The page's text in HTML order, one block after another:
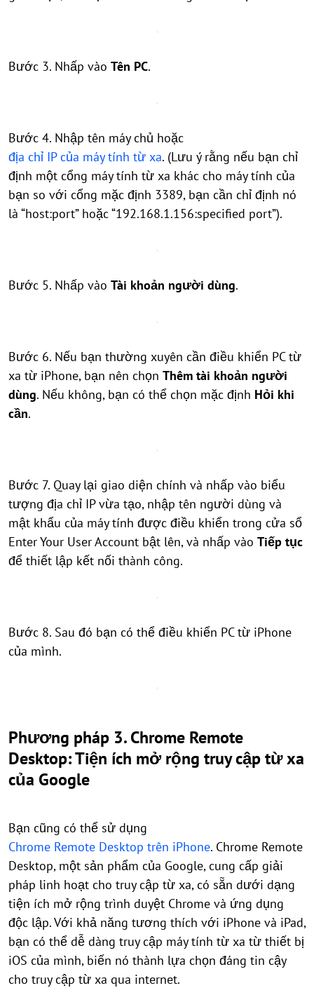
Bước 3. Nhấp vào Tên PC.
Bước 4. Nhập tên máy chủ hoặc
địa chỉ IP của máy tính từ xa. (Lưu ý rằng nếu bạn chỉ
định một cổng máy tính từ xa khác cho máy tính của
bạn so với cổng mặc định 3389, bạn cần chỉ định nó
là “host:port” hoặc “192.168.1.156:specified port”).
Bước 5. Nhấp vào Tài khoản người dùng.
Bước 6. Nếu bạn thường xuyên cần điều khiển PC từ
xa từ iPhone, bạn nên chọn Thêm tài khoản người
dùng. Nếu không, bạn có thể chọn mặc định Hỏi khi
cần.
Bước 7. Quay lại giao diện chính và nhấp vào biểu
tượng địa chỉ IP vừa tạo, nhập tên người dùng và
mật khẩu của máy tính được điều khiển trong cửa sổ
Enter Your User Account bật lên, và nhấp vào Tiếp tục
để thiết lập kết nối thành công.
Bước 8. Sau đó bạn có thể điều khiển PC từ iPhone
của mình.
Phương pháp 3. Chrome Remote
Desktop: Tiện ích mở rộng truy cập từ xa
của Google
Bạn cũng có thể sử dụng
Chrome Remote Desktop trên iPhone. Chrome Remote
Desktop, một sản phẩm của Google, cung cấp giải
pháp linh hoạt cho truy cập từ xa, có sẵn dưới dạng
tiện ích mở rộng trình duyệt Chrome và ứng dụng
độc lập. Với khả năng tương thích với iPhone và iPad,
bạn có thể dễ dàng truy cập máy tính từ xa từ thiết bị
iOS của mình, biến nó thành lựa chọn đáng tin cậy
cho truy cập từ xa qua internet.